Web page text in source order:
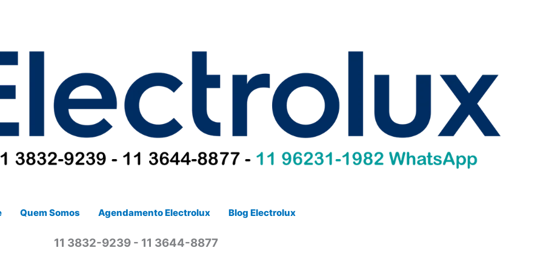
Quem Somos Agendamento Electrolux Blog Electrolux
11 3832-9239 - 11 3644-8877